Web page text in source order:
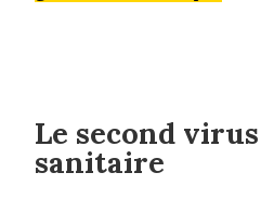
Le second
sanitaire